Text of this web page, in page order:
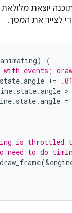
יוצאת
animating)
{
with events;
state.angle +=
. state.angle >
. state.angle =
is throttled
need to do
(&